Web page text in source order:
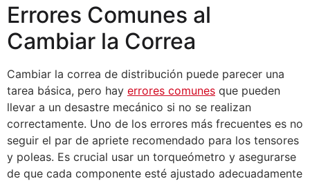
Errores Comunes al
Cambiar la Correa
Cambiar la correa de distribución puede parecer una
tarea básica, pero hay errores comunes que pueden
llevar a un desastre mecánico si no se realizan
correctamente. Uno de los errores más frecuentes es no
seguir el par de apriete recomendado para los tensores
y poleas. Es crucial usar un torqueómetro y asegurarse
de que cada componente esté ajustado adecuadamente